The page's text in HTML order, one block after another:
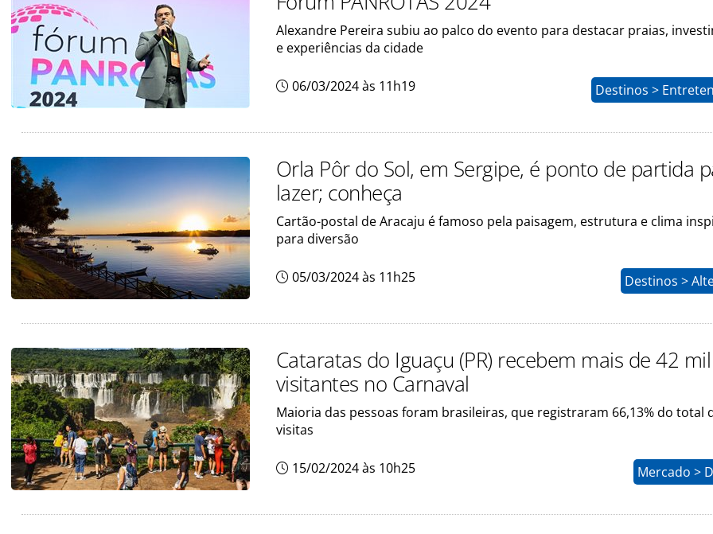
Alexandre Pereira subiu ao palco do evento para destacar praias,
e experiências da cidade
06/03/2024 às 11h19 Destinos >
Orla Pôr do Sol, em Sergipe, é ponto de partida
lazer; conheça
Cartão-postal de Aracaju é famoso pela paisagem, estrutura e clima
para diversão
05/03/2024 às 11h25 Destinos >
Cataratas do Iguaçu (PR) recebem mais de 42 mil
visitantes no Carnaval
Maioria das pessoas foram brasileiras, que registraram 66,13% do total
visitas
15/02/2024 às 10h25 Mercado >